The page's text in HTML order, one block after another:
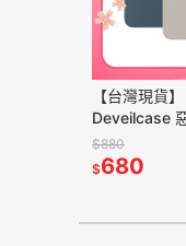
【台灣現貨
Deveilcase
iPhone14/
SGS
$880
$680